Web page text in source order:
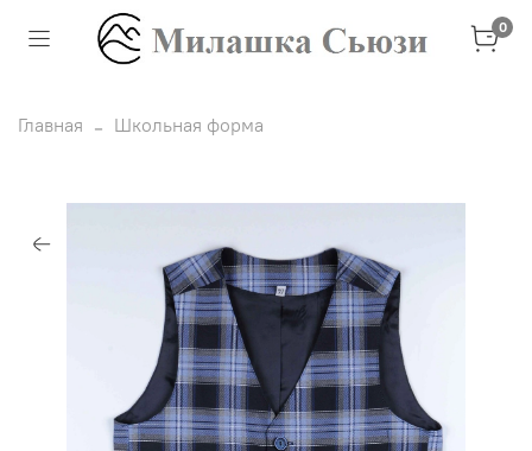
0
Главная Школьная форма